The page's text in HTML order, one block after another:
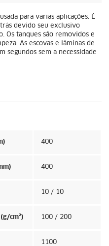
para várias aplicações. É
devido seu exclusivo
Os tanques são removidos e
As escovas e lâminas de
segundos sem a necessidade
400
400
10 / 10
cm²) 100 / 200
1100